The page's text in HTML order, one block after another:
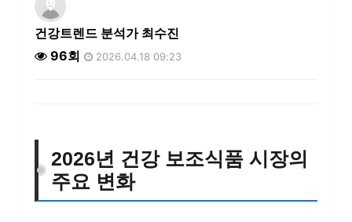
건강트렌드 분석가 최수진
96회
2026.04.18 09:23
2026년 건강 보조식품 시장의
주요 변화